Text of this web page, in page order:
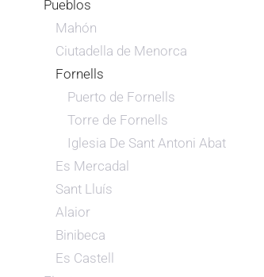
Pueblos
Mahón
Ciutadella de Menorca
Fornells
Puerto de Fornells
Torre de Fornells
Iglesia De Sant Antoni Abat
Es Mercadal
Sant Lluís
Alaior
Binibeca
Es Castell